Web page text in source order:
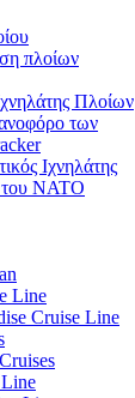
πλοίων
Πλοίων
των
Ιχνηλάτης
του ΝΑΤΟ
Line
Cruise Line